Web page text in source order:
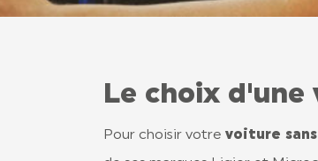
Le choix d'une
Pour choisir votre voiture